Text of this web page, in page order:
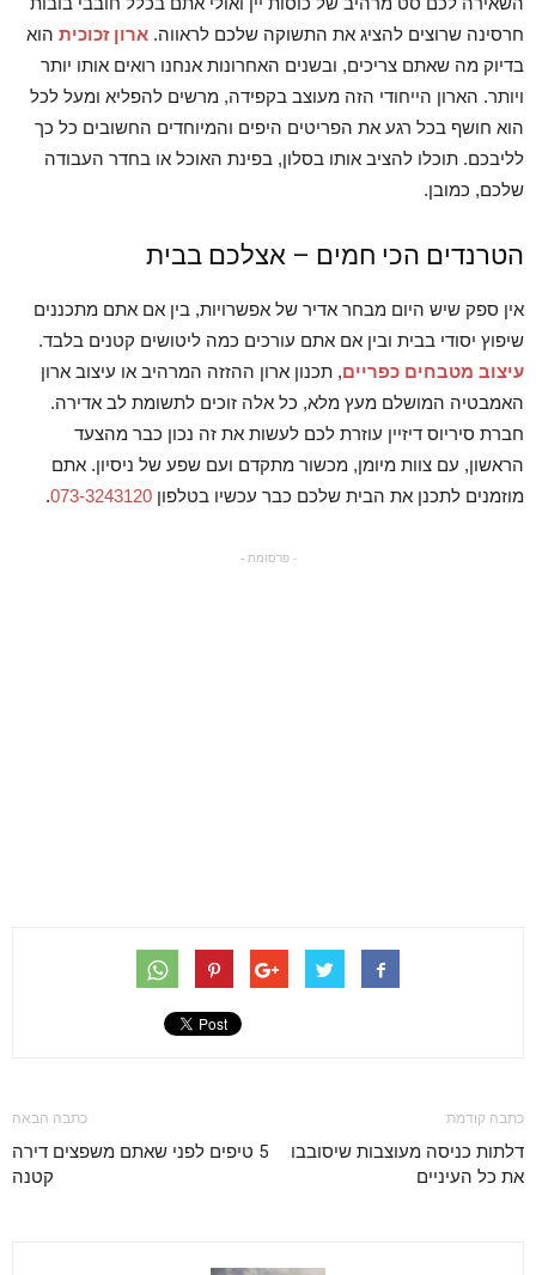
חרסינה שרוצים להציג את התשוקה שלכם לראווה. ארון זכוכית הוא
בדיוק מה שאתם צריכים, ובשנים האחרונות אנחנו רואים אותו יותר
ויותר. הארון הייחודי הזה מעוצב בקפידה, מרשים להפליא ומעל לכל
הוא חושף בכל רגע את הפריטים היפים והמיוחדים החשובים כל כך
לליבכם. תוכלו להציב אותו בסלון, בפינת האוכל או בחדר העבודה
שלכם, כמובן.
הטרנדים הכי חמים – אצלכם בבית
אין ספק שיש היום מבחר אדיר של אפשרויות, בין אם אתם מתכננים
שיפוץ יסודי בבית ובין אם אתם עורכים כמה ליטושים קטנים בלבד.
עיצוב מטבחים כפריים, תכנון ארון ההזזה המרהיב או עיצוב ארון
האמבטיה המושלם מעץ מלא, כל אלה זוכים לתשומת לב אדירה.
חברת סיריוס דיזיין עוזרת לכם לעשות את זה נכון כבר מהצעד
הראשון, עם צוות מיומן, מכשור מתקדם ועם שפע של ניסיון. אתם
מוזמנים לתכנן את הבית שלכם כבר עכשיו בטלפון 073-3243120
.
- פרסומת -
כתבה קודמת
דלתות כניסה מעוצבות שיסובבו
את כל העיניים
כתבה הבאה
5 טיפים לפני שאתם משפצים דירה
קטנה